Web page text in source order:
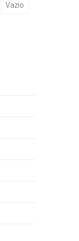
Vazio